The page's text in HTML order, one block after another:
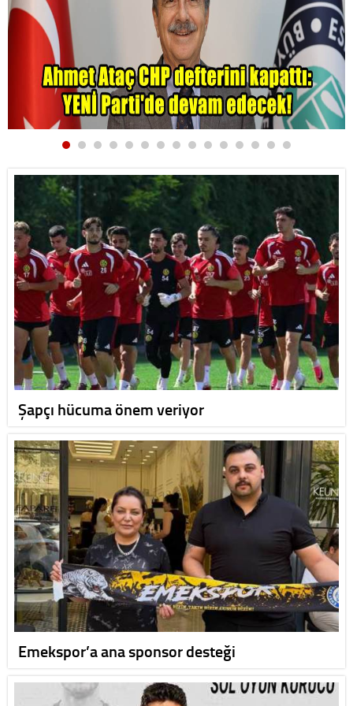
Şapçı hücuma önem veriyor
Emekspor’a ana sponsor desteği